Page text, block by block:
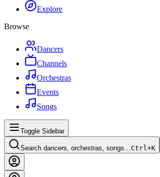
Explore
Browse
Dancers
Channels
Orchestras
Events
Songs
Toggle Sidebar
Search dancers, orchestras, songs…Ctrl+K